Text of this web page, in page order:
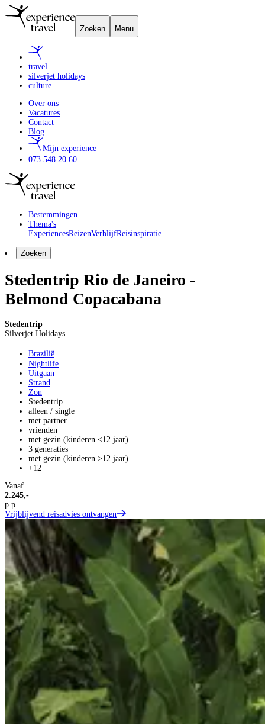
Zoeken Menu
travel
silverjet holidays
culture
Over ons
Vacatures
Contact
Blog
Mijn experience
073 548 20 60
Bestemmingen
Thema's
ExperiencesReizenVerblijfReisinspiratie
Zoeken
Stedentrip Rio de Janeiro -
Belmond Copacabana
Stedentrip
Silverjet Holidays
Brazilië
Nightlife
Uitgaan
Strand
Zon
Stedentrip
alleen / single
met partner
vrienden
met gezin (kinderen <12 jaar)
3 generaties
met gezin (kinderen >12 jaar)
+12
Vanaf
2.245,-
p.p.
Vrijblijvend reisadvies ontvangen